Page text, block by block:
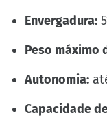
Envergadura:
Peso máximo
Autonomia:
Capacidade